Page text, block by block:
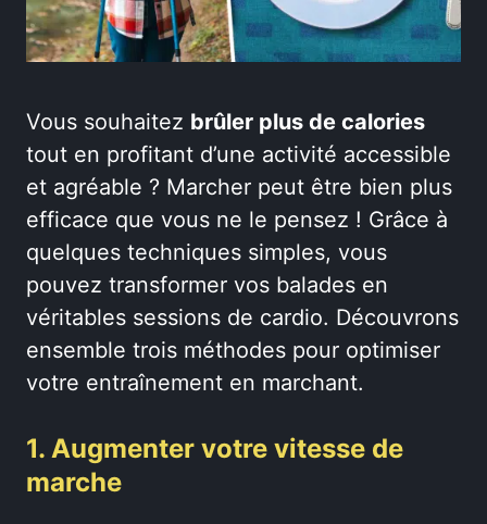
Vous souhaitez brûler plus de calories
tout en profitant d’une activité accessible
et agréable ? Marcher peut être bien plus
efficace que vous ne le pensez ! Grâce à
quelques techniques simples, vous
pouvez transformer vos balades en
véritables sessions de cardio. Découvrons
ensemble trois méthodes pour optimiser
votre entraînement en marchant.
1. Augmenter votre vitesse de
marche